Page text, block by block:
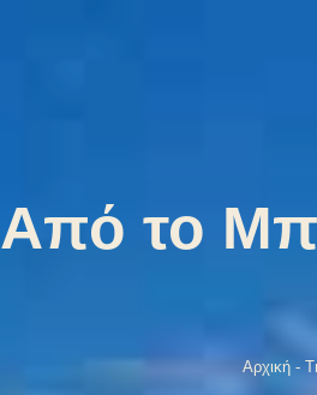
Από το
Αρχική-